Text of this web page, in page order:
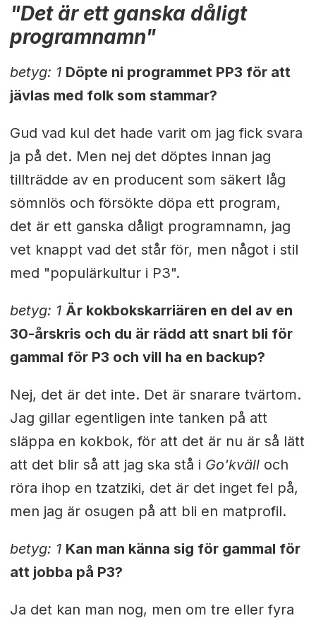
"Det är ett ganska dåligt
programnamn"
betyg: 1 Döpte ni programmet PP3 för att
jävlas med folk som stammar?
Gud vad kul det hade varit om jag fick svara
ja på det. Men nej det döptes innan jag
tillträdde av en producent som säkert låg
sömnlös och försökte döpa ett program,
det är ett ganska dåligt programnamn, jag
vet knappt vad det står för, men något i stil
med "populärkultur i P3".
betyg: 1 Är kokbokskarriären en del av en
30-årskris och du är rädd att snart bli för
gammal för P3 och vill ha en backup?
Nej, det är det inte. Det är snarare tvärtom.
Jag gillar egentligen inte tanken på att
släppa en kokbok, för att det är nu är så lätt
att det blir så att jag ska stå i Go'kvälloch
röra ihop en tzatziki, det är det inget fel på,
men jag är osugen på att bli en matprofil.
betyg: 1 Kan man känna sig för gammal för
att jobba på P3?
Ja det kan man nog, men om tre eller fyra